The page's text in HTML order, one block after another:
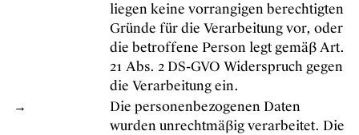
liegen keine vorrangigen berechtigten
Gründe für die Verarbeitung vor, oder
die betroffene Person legt gemäß Art.
21 Abs. 2 DS-GVO Widerspruch gegen
die Verarbeitung ein.
→
Die personenbezogenen Daten
wurden unrechtmäßig verarbeitet. Die